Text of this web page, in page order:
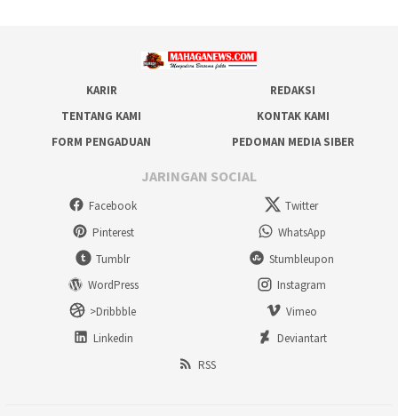
KARIR
REDAKSI
TENTANG KAMI
KONTAK KAMI
FORM PENGADUAN
PEDOMAN MEDIA SIBER
JARINGAN SOCIAL
Facebook
Twitter
Pinterest
WhatsApp
Tumblr
Stumbleupon
WordPress
Instagram
>Dribbble
Vimeo
Linkedin
Deviantart
RSS